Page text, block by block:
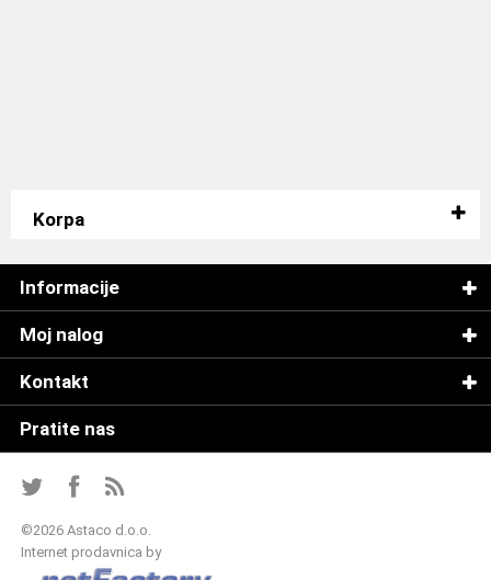
Korpa
Informacije
Moj nalog
Kontakt
Pratite nas
©2026 Astaco d.o.o.
Internet prodavnica by